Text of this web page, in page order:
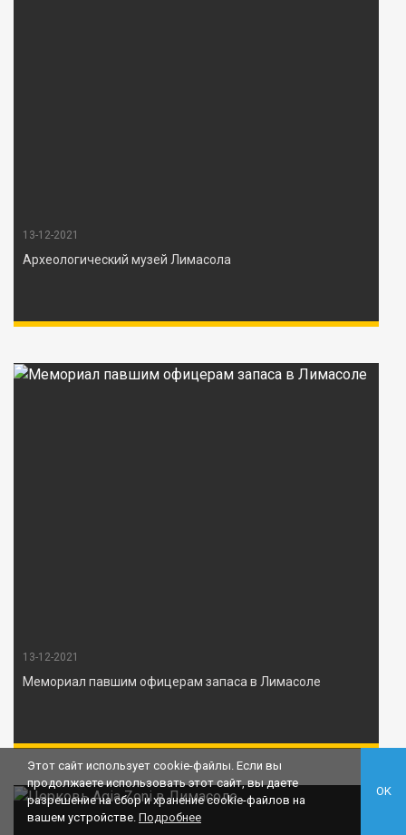
13-12-2021
Археологический музей Лимасола
13-12-2021
Мемориал павшим офицерам запаса в Лимасоле
Этот сайт использует cookie-файлы. Если вы
продолжаете использовать этот сайт, вы даете
разрешение на сбор и хранение cookie-файлов на
вашем устройстве. Подробнее
OK